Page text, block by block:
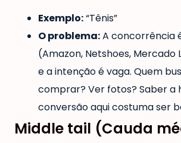
Exemplo:“Tênis”
O problema:A concorrência
(Amazon, Netshoes, Mercado
e a intenção é vaga. Quem
comprar? Ver fotos? Saber a
conversão aqui costuma ser
Middle tail (Cauda